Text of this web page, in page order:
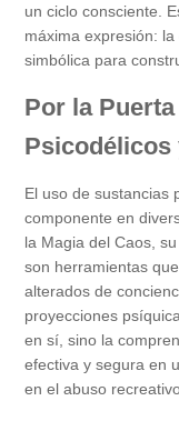
un ciclo consciente.
máxima expresión:
simbólica para
Por la
Psicodélicos
El uso de sustancias
componente en
la Magia del Caos,
son herramientas
alterados de
proyecciones
en sí, sino la
efectiva y segura en
en el abuso